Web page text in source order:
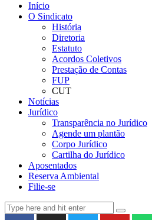
Início
O Sindicato
História
Diretoria
Estatuto
Acordos Coletivos
Prestação de Contas
FUP
CUT
Notícias
Jurídico
Transparência no Jurídico
Agende um plantão
Corpo Jurídico
Cartilha do Jurídico
Aposentados
Reserva Ambiental
Filie-se